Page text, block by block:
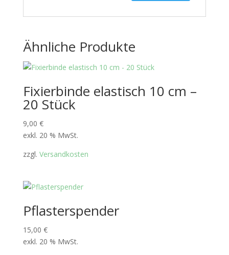
Ähnliche Produkte
Fixierbinde elastisch 10 cm –
20 Stück
9,00 €
exkl. 20 % MwSt.
zzgl. Versandkosten
Pflasterspender
15,00 €
exkl. 20 % MwSt.